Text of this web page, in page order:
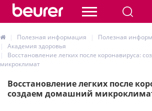
Полезная информация
Полезная
Академия здоровья
Восстановление легких после коронавируса:
микроклимат
Восстановление легких после
создаем домашний